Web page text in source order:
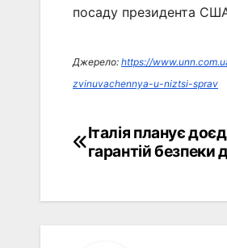
посаду президента
Джерело: https://
zvinuvachennya-u-niztsi-sprav
Навігація
Італія планує
гарантій безпеки